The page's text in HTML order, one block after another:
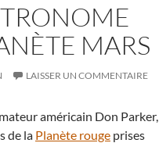
MARS
LAISSER UN COMMENTAIRE
américain Don Parker,
de la Planète rouge prises